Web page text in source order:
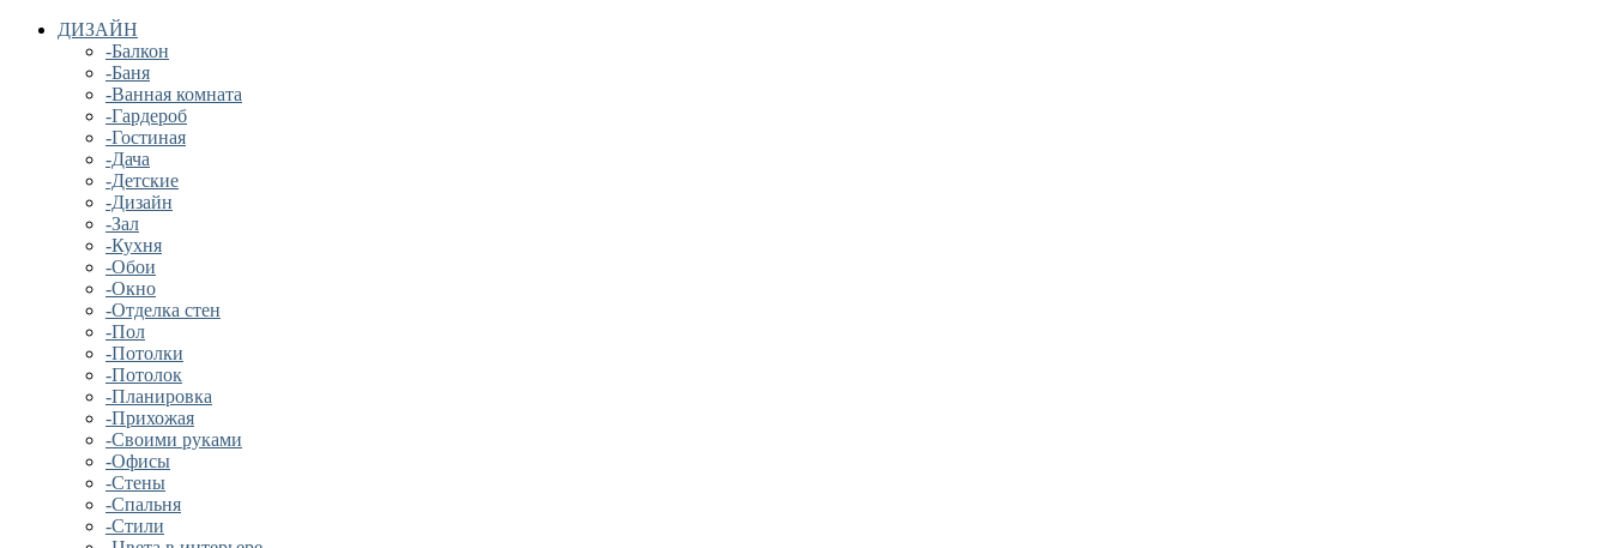
ДИЗАЙН
-Балкон
-Баня
-Ванная комната
-Гардероб
-Гостиная
-Дача
-Детские
-Дизайн
-Зал
-Кухня
-Обои
-Окно
-Отделка стен
-Пол
-Потолки
-Потолок
-Планировка
-Прихожая
-Своими руками
-Офисы
-Стены
-Спальня
-Стили